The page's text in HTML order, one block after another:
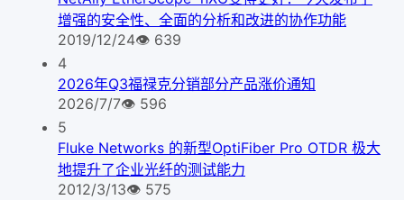
增强的安全性、全面的分析和改进的协作功能
2019/12/24👁 639
4
2026年Q3福禄克分销部分产品涨价通知
2026/7/7👁 596
5
Fluke Networks 的新型OptiFiber Pro OTDR 极大
地提升了企业光纤的测试能力
2012/3/13👁 575